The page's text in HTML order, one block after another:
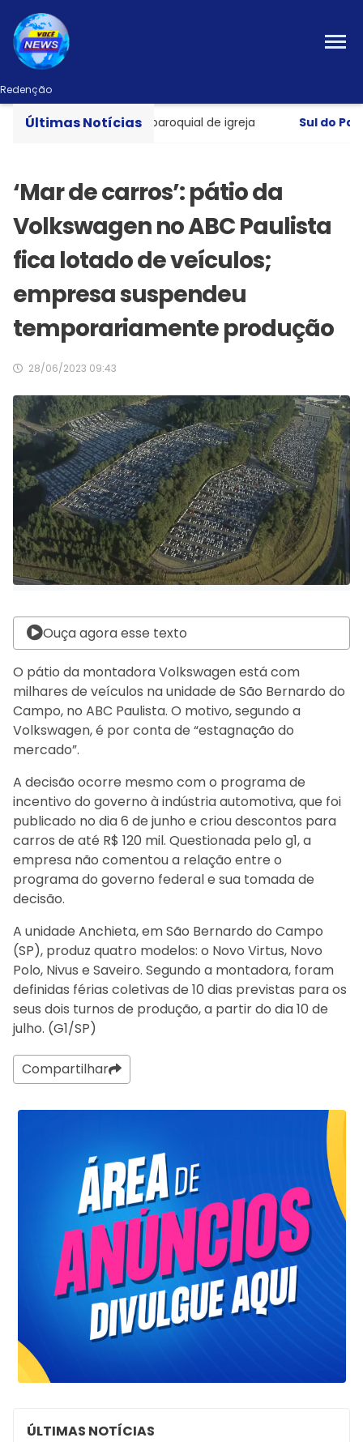
Redenção
Últimas Notícias
ao invadir salão paroquial de igreja Sul do Pará-
‘Mar de carros’: pátio da
Volkswagen no ABC Paulista
fica lotado de veículos;
empresa suspendeu
temporariamente produção
28/06/2023 09:43
Ouça agora esse texto
O pátio da montadora Volkswagen está com
milhares de veículos na unidade de São Bernardo do
Campo, no ABC Paulista. O motivo, segundo a
Volkswagen, é por conta de “estagnação do
mercado”.
A decisão ocorre mesmo com o programa de
incentivo do governo à indústria automotiva, que foi
publicado no dia 6 de junho e criou descontos para
carros de até R$ 120 mil. Questionada pelo g1, a
empresa não comentou a relação entre o
programa do governo federal e sua tomada de
decisão.
A unidade Anchieta, em São Bernardo do Campo
(SP), produz quatro modelos: o Novo Virtus, Novo
Polo, Nivus e Saveiro. Segundo a montadora, foram
definidas férias coletivas de 10 dias previstas para os
seus dois turnos de produção, a partir do dia 10 de
julho. (G1/SP)
Compartilhar
ÚLTIMAS NOTÍCIAS